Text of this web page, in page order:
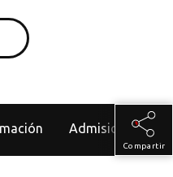
Admisiones
Compartir